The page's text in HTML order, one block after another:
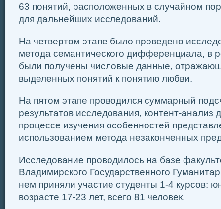
63 понятий, расположенных в случайном
для дальнейших исследований.
На четвертом этапе было проведено
метода семантического дифференциала, в
были получены числовые данные,
выделенных понятий к понятию любви.
На пятом этапе проводился суммарный
результатов исследования, контент-анализ
процессе изучения особенностей
использованием метода незаконченных
Исследование проводилось на базе
Владимирского Государственного
нем приняли участие студенты 1-4 курсов:
возрасте 17-23 лет, всего 81 человек.